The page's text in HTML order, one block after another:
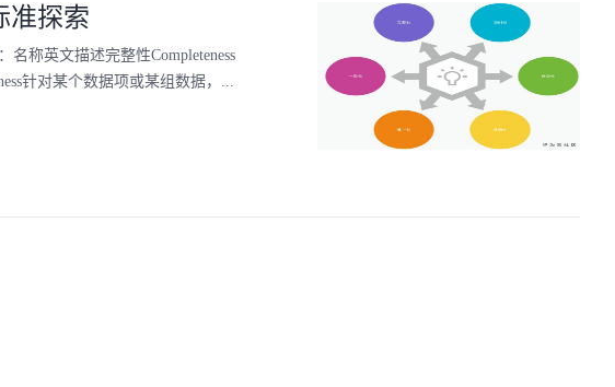
准探索
称英文描述完整性Completeness
针对某个数据项或某组数据，...